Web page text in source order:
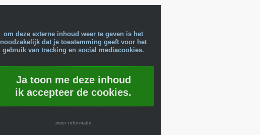
om deze externe inhoud weer te geven is het
noodzakelijk dat je toestemming geeft voor het
gebruik van tracking en social mediacookies.
Ja toon me deze inhoud
ik accepteer de cookies.
meer informatie